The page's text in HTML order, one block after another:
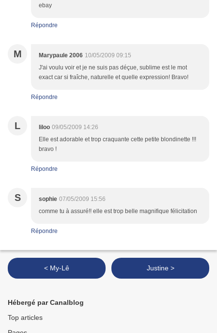
ebay
Répondre
M Marypaule 2006 10/05/2009 09:15
J'ai voulu voir et je ne suis pas déçue, sublime est le mot
exact car si fraîche, naturelle et quelle expression! Bravo!
Répondre
L liloo 09/05/2009 14:26
Elle est adorable et trop craquante cette petite blondinette !!!
bravo !
Répondre
S sophie 07/05/2009 15:56
comme tu à assuré!! elle est trop belle magnifique félicitation
Répondre
< My-Lê Justine >
Hébergé par Canalblog
Top articles